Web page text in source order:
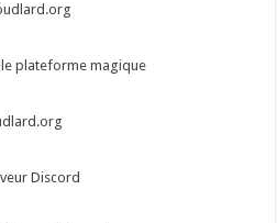
plateforme magique
Discord